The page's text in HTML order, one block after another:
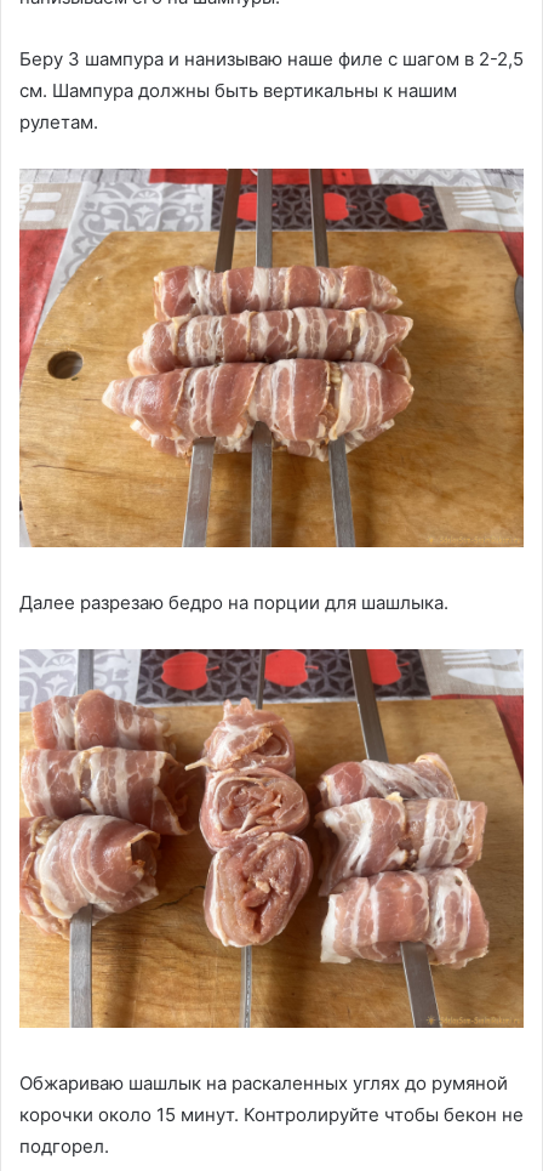
Беру 3 шампура и нанизываю наше филе с шагом в 2-2,5
см. Шампура должны быть вертикальны к нашим
рулетам.
Далее разрезаю бедро на порции для шашлыка.
Обжариваю шашлык на раскаленных углях до румяной
корочки около 15 минут. Контролируйте чтобы бекон не
подгорел.